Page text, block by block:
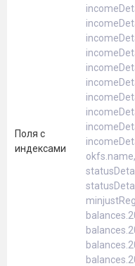
Поля с
индексами